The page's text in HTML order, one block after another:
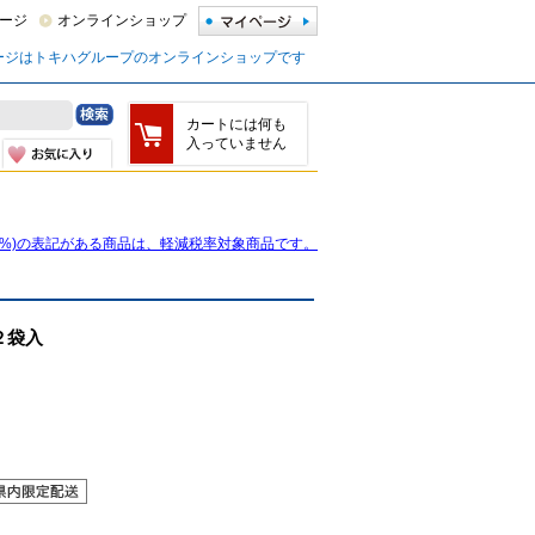
ジ オンラインショップ
ジはトキハグループのオンラインショップです
カートには何も
入っていません
の表記がある商品は、軽減税率対象商品です。
入